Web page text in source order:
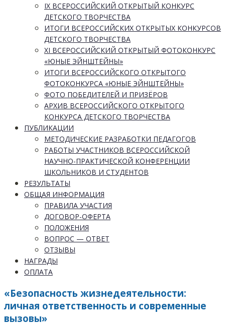
IX ВСЕРОССИЙСКИЙ ОТКРЫТЫЙ КОНКУРС
ДЕТСКОГО ТВОРЧЕСТВА
ИТОГИ ВСЕРОССИЙСКИХ ОТКРЫТЫХ КОНКУРСОВ
ДЕТСКОГО ТВОРЧЕСТВА
XI ВСЕРОССИЙСКИЙ ОТКРЫТЫЙ ФОТОКОНКУРС
«ЮНЫЕ ЭЙНШТЕЙНЫ»
ИТОГИ ВСЕРОССИЙСКОГО ОТКРЫТОГО
ФОТОКОНКУРСА «ЮНЫЕ ЭЙНШТЕЙНЫ»
ФОТО ПОБЕДИТЕЛЕЙ И ПРИЗЁРОВ
АРХИВ ВСЕРОССИЙСКОГО ОТКРЫТОГО
КОНКУРСА ДЕТСКОГО ТВОРЧЕСТВА
ПУБЛИКАЦИИ
МЕТОДИЧЕСКИЕ РАЗРАБОТКИ ПЕДАГОГОВ
РАБОТЫ УЧАСТНИКОВ ВСЕРОССИЙСКОЙ
НАУЧНО-ПРАКТИЧЕСКОЙ КОНФЕРЕНЦИИ
ШКОЛЬНИКОВ И СТУДЕНТОВ
РЕЗУЛЬТАТЫ
ОБЩАЯ ИНФОРМАЦИЯ
ПРАВИЛА УЧАСТИЯ
ДОГОВОР-ОФЕРТА
ПОЛОЖЕНИЯ
ВОПРОС — ОТВЕТ
ОТЗЫВЫ
НАГРАДЫ
ОПЛАТА
«Безопасность жизнедеятельности:
личная ответственность и современные
вызовы»